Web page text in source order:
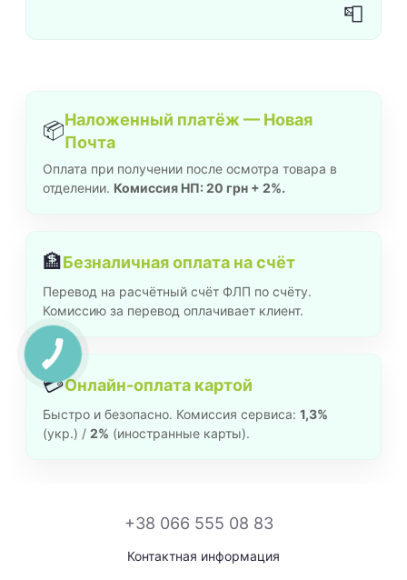
📮
📦Наложенный платёж — Новая
Почта
Оплата при получении после осмотра товара в
отделении. Комиссия НП: 20 грн + 2%.
🏦Безналичная оплата на счёт
Перевод на расчётный счёт ФЛП по счёту.
Комиссию за перевод оплачивает клиент.
💳Онлайн-оплата картой
Быстро и безопасно. Комиссия сервиса: 1,3%
(укр.) / 2% (иностранные карты).
+38 066 555 08 83
Контактная информация